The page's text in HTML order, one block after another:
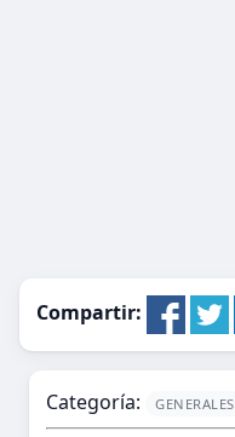
Compartir:
Categoría: GENERALES